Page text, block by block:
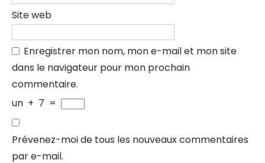
Site web
Enregistrer mon nom, mon e-mail et mon site
dans le navigateur pour mon prochain
commentaire.
un + 7 =
Prévenez-moi de tous les nouveaux commentaires
par e-mail.